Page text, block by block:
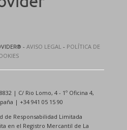
- AVISO LEGAL- POLÍTICA DE
| C/ Rio Lomo, 4 - 1º Oficina 4,
| +34 941 05 15 90
de Responsabilidad Limitada
en el Registro Mercantil de La